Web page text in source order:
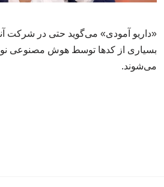
«داریو آمودی» می‌گوید حتی در شرکت
بسیاری از کدها توسط هوش مصنوعی
می‌شوند.